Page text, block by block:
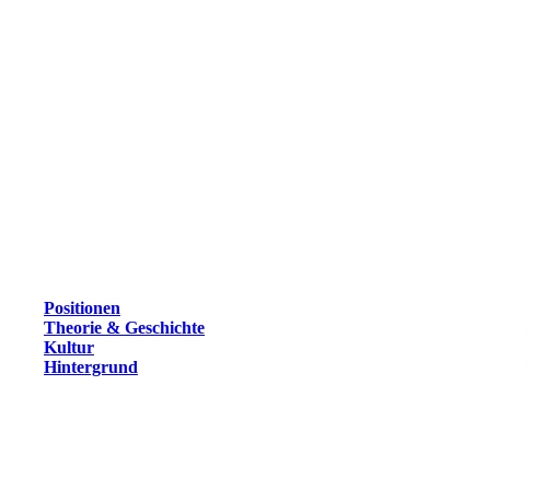
Positionen
Theorie & Geschichte
Kultur
Hintergrund